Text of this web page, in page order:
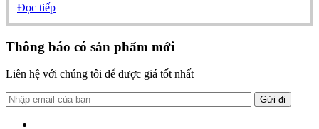
Đọc tiếp
Thông báo có sản phẩm mới
Liên hệ với chúng tôi để được giá tốt nhất